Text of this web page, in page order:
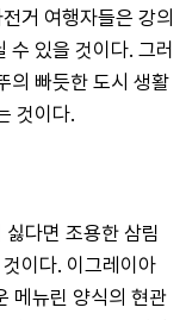
거 여행자들은 강의
수 있을 것이다. 그러
의 빠듯한 도시 생활
것이다.
다면 조용한 삼림
이다. 이그레이아
메뉴린 양식의 현관